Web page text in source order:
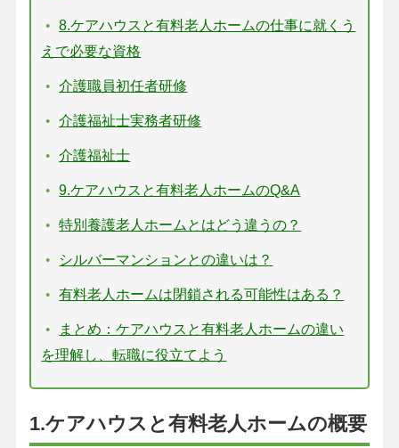
8.ケアハウスと有料老人ホームの仕事に就くう
えで必要な資格
介護職員初任者研修
介護福祉士実務者研修
介護福祉士
9.ケアハウスと有料老人ホームのQ&A
特別養護老人ホームとはどう違うの？
シルバーマンションとの違いは？
有料老人ホームは閉鎖される可能性はある？
まとめ：ケアハウスと有料老人ホームの違い
を理解し、転職に役立てよう
1.ケアハウスと有料老人ホームの概要